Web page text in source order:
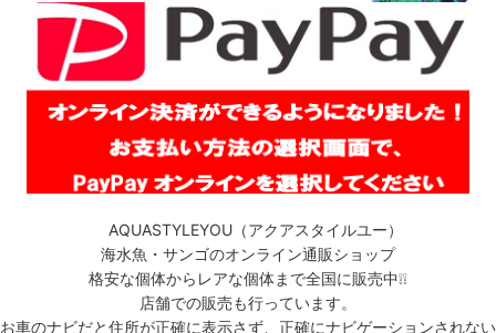
AQUASTYLEYOU（アクアスタイルユー）
海水魚・サンゴのオンライン通販ショップ
格安な個体からレアな個体まで全国に販売中❕❕
店舗での販売も行っています。
お車のナビだと住所が正確に表示さず、正確にナビゲーションされない